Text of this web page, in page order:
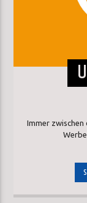
Immer zwischen